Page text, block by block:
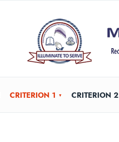
CRITERION 1 CRITERION 2